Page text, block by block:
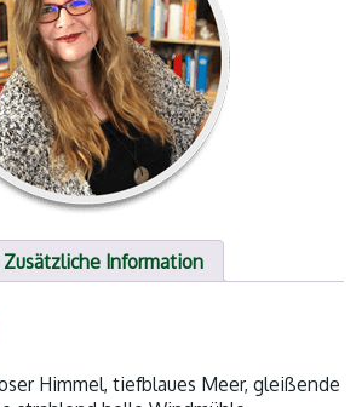
Zusätzliche Information
Himmel, tiefblaues Meer, gleißende